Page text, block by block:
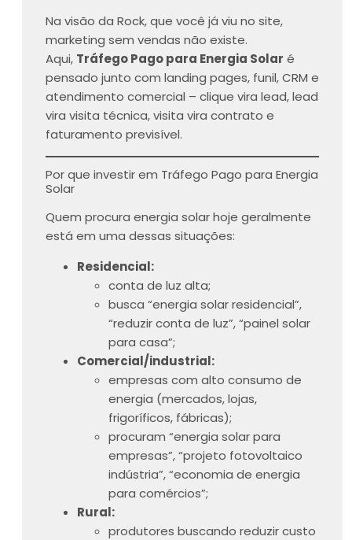
Na visão da Rock, que você já viu no site,
marketing sem vendas não existe.
Aqui, Tráfego Pago para Energia Solar é
pensado junto com landing pages, funil, CRM e
atendimento comercial – clique vira lead, lead
vira visita técnica, visita vira contrato e
faturamento previsível.
Por que investir em Tráfego Pago para Energia
Solar
Quem procura energia solar hoje geralmente
está em uma dessas situações:
Residencial:
conta de luz alta;
busca “energia solar residencial”,
“reduzir conta de luz”, “painel solar
para casa”;
Comercial/industrial:
empresas com alto consumo de
energia (mercados, lojas,
frigoríficos, fábricas);
procuram “energia solar para
empresas”, “projeto fotovoltaico
indústria”, “economia de energia
para comércios”;
Rural:
produtores buscando reduzir custo